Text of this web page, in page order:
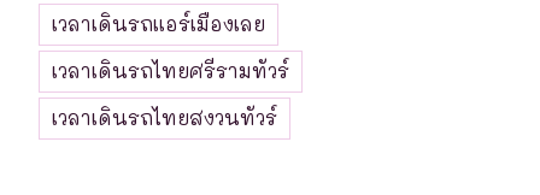
เวลาเดินรถแอร์เมืองเลย
เวลาเดินรถไทยศรีรามทัวร์
เวลาเดินรถไทยสงวนทัวร์